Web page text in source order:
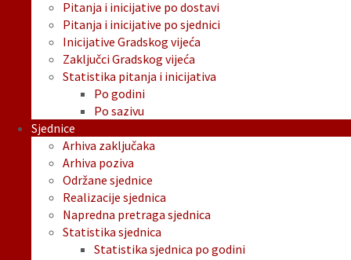
Pitanja i inicijative po dostavi
Pitanja i inicijative po sjednici
Inicijative Gradskog vijeća
Zaključci Gradskog vijeća
Statistika pitanja i inicijativa
Po godini
Po sazivu
Sjednice
Arhiva zaključaka
Arhiva poziva
Održane sjednice
Realizacije sjednica
Napredna pretraga sjednica
Statistika sjednica
Statistika sjednica po godini